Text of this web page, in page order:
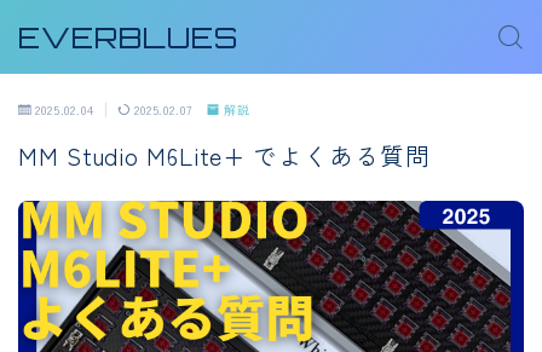
EVERBLUES
2025.02.04 2025.02.07 解説
MM Studio M6Lite+ でよくある質問